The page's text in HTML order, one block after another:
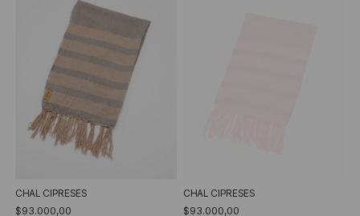
CHAL CIPRESES
$93.000,00
CHAL CIPRESES
$93.000,00